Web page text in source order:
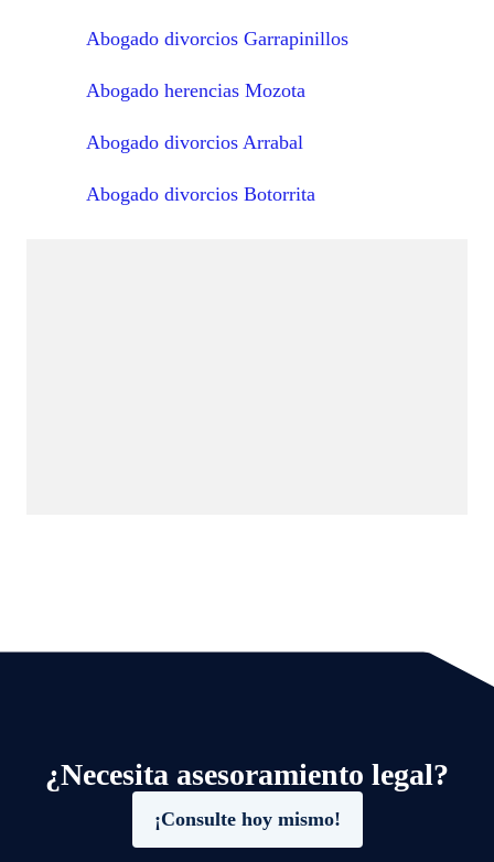
Abogado divorcios Garrapinillos
Abogado herencias Mozota
Abogado divorcios Arrabal
Abogado divorcios Botorrita
¿Necesita asesoramiento legal?
¡Consulte hoy mismo!